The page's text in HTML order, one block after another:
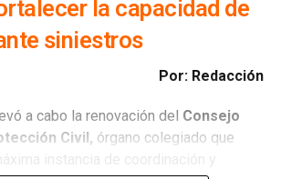
la capacidad de
siniestros
Por: Redacción
a cabo la renovación del Consejo
Civil, órgano colegiado que